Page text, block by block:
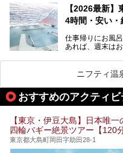
を旅の目的とす
ど、自分の好き
魅力です。
最近では、男性
い個室サウナも
ら、特におすす
してみてくださ
【2026最新
4時間・安い
仕事帰りにお風
あれば、週末は
また、終電を逃
る場所があれば
しょうか。
そこで本記事で
24時間営業で宿
い施設、デート
が充実した施設
ださい。
ニフティ温
おすすめのアクティ
【東京・伊豆大島】日本唯
四輪バギー絶景ツアー【120分
東京都大島町岡田字助田28-1